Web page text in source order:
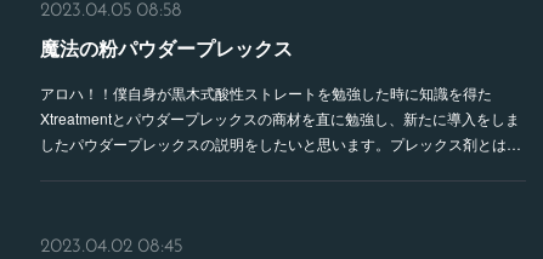
2023.04.05 08:58
魔法の粉パウダープレックス
アロハ！！僕自身が黒木式酸性ストレートを勉強した時に知識を得た
Xtreatmentとパウダープレックスの商材を直に勉強し、新たに導入をしま
したパウダープレックスの説明をしたいと思います。プレックス剤とは…
2023.04.02 08:45